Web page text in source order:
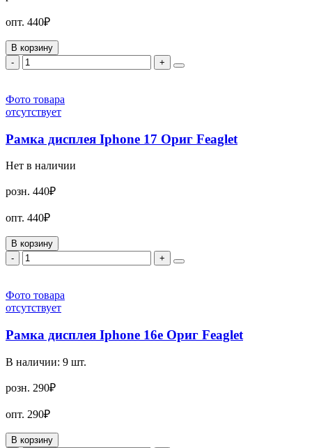
опт. 440₽
В корзину
-
+
Фото товара
отсутствует
Рамка дисплея Iphone 17 Ориг Feaglet
Нет в наличии
розн. 440₽
опт. 440₽
В корзину
-
+
Фото товара
отсутствует
Рамка дисплея Iphone 16e Ориг Feaglet
В наличии: 9 шт.
розн. 290₽
опт. 290₽
В корзину